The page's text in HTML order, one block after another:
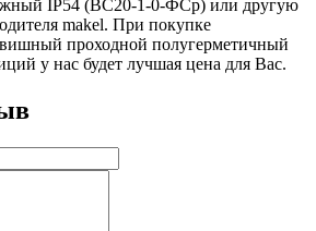
IP54 (ВС20-1-0-ФСр) или другую
makel. При покупке
проходной полугерметичный
у нас будет лучшая цена для Вас.